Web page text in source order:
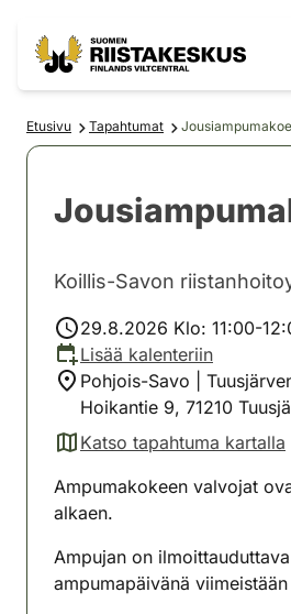
Etusivu Tapahtumat Jousiampumakoe
Koillis-Savon
29.8.2026 Klo: 11:00-
Lisää kalenteriin
Pohjois-Savo |
Hoikantie 9, 71210
Katso tapahtuma kartalla
(avautuu uuteen välilehteen)
Ampumakokeen valvojat
alkaen.
Ampujan on
ampumapäivänä viimeistään